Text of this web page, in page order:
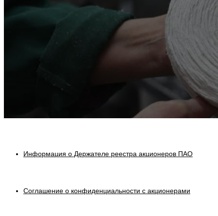
Информация о Держателе реестра акционеров ПАО
Соглашение о конфиденциальности с акционерами